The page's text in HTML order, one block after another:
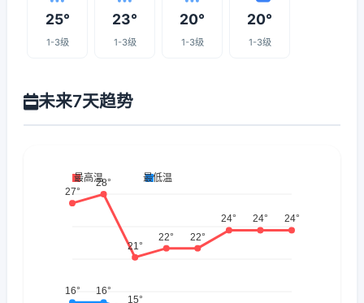
25°
1-3级
23°
1-3级
20°
1-3级
20°
1-3级
未来7天趋势